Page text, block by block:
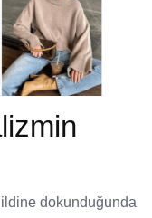
dokunduğunda